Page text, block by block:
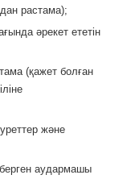
растама);
әрекет ететін
(қажет болған
және
берген аудармашы